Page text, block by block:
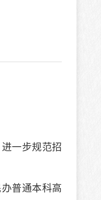
一步规范招
普通本科高